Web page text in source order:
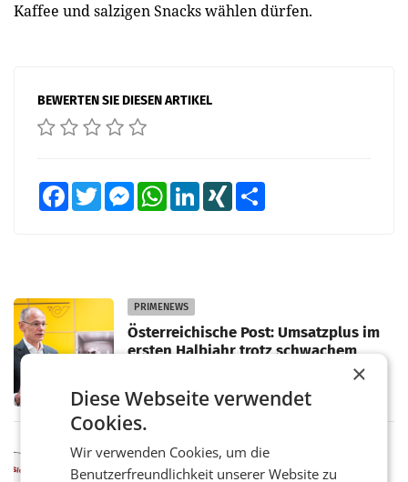
Kaffee und salzigen Snacks wählen dürfen.
BEWERTEN SIE DIESEN ARTIKEL
FacebookTwitter MessengerWhatsAppLinkedInXING
PRIMENEWS
Österreichische Post: Umsatzplus im
ersten Halbjahr trotz schwachem
WIEN Die Österreichische Post AG hat im
ersten Halbjahr 2026 einen Konzernumsatz
von 1.544,0 Mio. EUR erwirtschaftet, was
einem Plus von 3,8 Prozent gegenüber dem
MARKETING & MEDIA
ProSiebenSat.1 spart und macht
×
Diese Webseite verwendet
Cookies.
Wir verwenden Cookies, um die
Benutzerfreundlichkeit unserer Website zu